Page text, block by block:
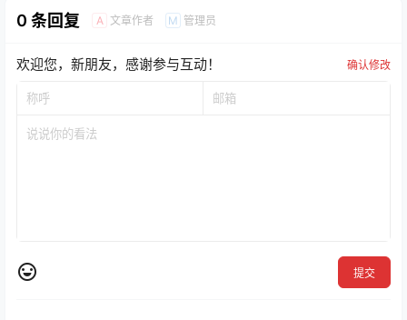
0 条回复 A 文章作者 M 管理员
欢迎您，新朋友，感谢参与互动！ 确认修改
提交